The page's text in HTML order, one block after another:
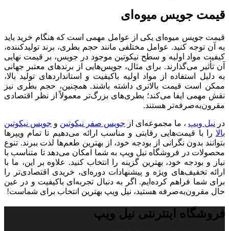
قیمت جویس میوه‌ای
قیمت جویس میوه‌ای یکی از عوامل مهمی است که هنگام خرید باید
به آن توجه کنید. عوامل مختلفی مانند حجم بطری، برند تولیدکننده،
کیفیت مواد اولیه و سطح نیکوتین موجود در جویس، بر قیمت نهایی
آن تأثیر می‌گذارند. برای مثال، جویس‌هایی از برندهای معتبر جهانی
به دلیل استفاده از مواد اولیه باکیفیت و استانداردهای تولید بالا،
ممکن است قیمت بالاتری داشته باشند. همچنین، حجم بطری نیز
نقش مهمی ایفا می‌کند؛ بطری‌های بزرگ‌تر معمولاً از نظر اقتصادی
مقرون‌به‌صرفه‌تر هستند.
در نیل ویپ ، ما مجموعه‌ای از جویس‌ صفر نیکوتین و جویس نیکوتین
بالا را با قیمت‌هایی رقابتی و مناسب ارائه می‌دهیم تا تمام ویپرها
بتوانند بدون نگرانی از بودجه خود، از بهترین طعم‌ها لذت ببرند. تنوع
محصولات در فروشگاه نیل ویپ به شما امکان می‌دهد تا متناسب با
نیاز و بودجه خود، بهترین گزینه را انتخاب کنید. علاوه بر این، ما با
ارائه تخفیف‌های ویژه و پیشنهادات دوره‌ای، خریدی اقتصادی‌تر را
برای شما فراهم کرده‌ایم. اگر به دنبال تجربه‌ای باکیفیت و در عین
حال مقرون‌به‌صرفه هستید، نیل ویپ بهترین انتخاب برای شماست!
فروشگاه اینترنتی نیل ویپ